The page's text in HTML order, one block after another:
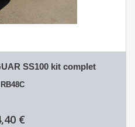
SS100 kit complet
€